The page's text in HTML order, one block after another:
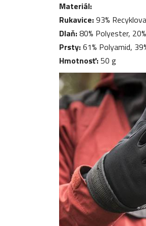
Materiál:
Rukavice:93%
Dlaň:80% Polyester,
Prsty:61% Polyamid,
Hmotnosť:50 g